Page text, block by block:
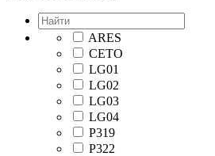
ARES
CETO
LG01
LG02
LG03
LG04
P319
P322